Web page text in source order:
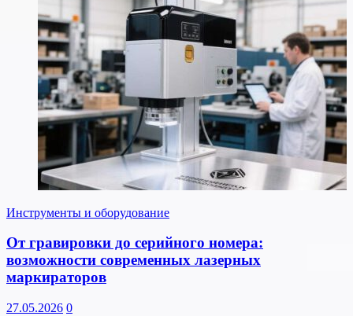
Инструменты и оборудование
От гравировки до серийного номера:
возможности современных лазерных
маркираторов
27.05.2026 0